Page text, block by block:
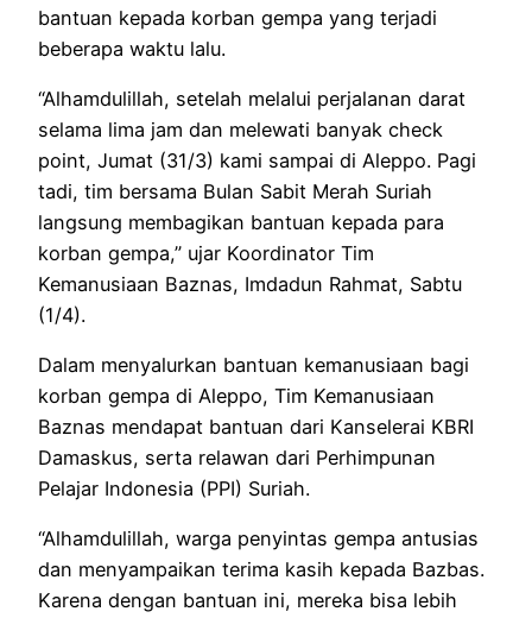
bantuan kepada korban gempa yang terjadi
beberapa waktu lalu.
“Alhamdulillah, setelah melalui perjalanan darat
selama lima jam dan melewati banyak check
point, Jumat (31/3) kami sampai di Aleppo. Pagi
tadi, tim bersama Bulan Sabit Merah Suriah
langsung membagikan bantuan kepada para
korban gempa,” ujar Koordinator Tim
Kemanusiaan Baznas, Imdadun Rahmat, Sabtu
(1/4).
Dalam menyalurkan bantuan kemanusiaan bagi
korban gempa di Aleppo, Tim Kemanusiaan
Baznas mendapat bantuan dari Kanselerai KBRI
Damaskus, serta relawan dari Perhimpunan
Pelajar Indonesia (PPI) Suriah.
“Alhamdulillah, warga penyintas gempa antusias
dan menyampaikan terima kasih kepada Bazbas.
Karena dengan bantuan ini, mereka bisa lebih